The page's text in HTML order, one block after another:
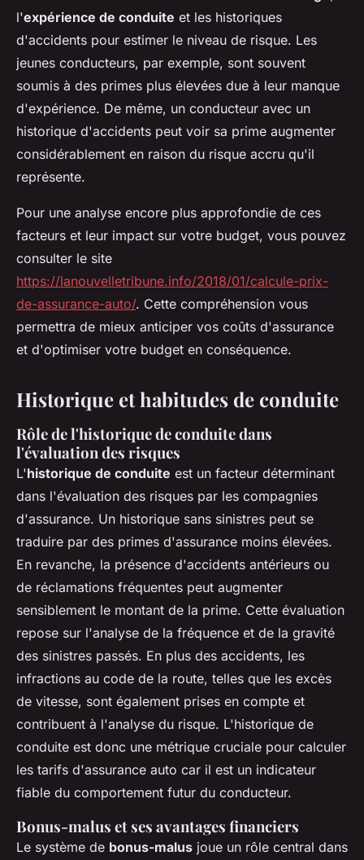
l'expérience de conduite et les historiques
d'accidents pour estimer le niveau de risque. Les
jeunes conducteurs, par exemple, sont souvent
soumis à des primes plus élevées due à leur manque
d'expérience. De même, un conducteur avec un
historique d'accidents peut voir sa prime augmenter
considérablement en raison du risque accru qu'il
représente.
Pour une analyse encore plus approfondie de ces
facteurs et leur impact sur votre budget, vous pouvez
consulter le site
https://lanouvelletribune.info/2018/01/calcule-prix-
de-assurance-auto/. Cette compréhension vous
permettra de mieux anticiper vos coûts d'assurance
et d'optimiser votre budget en conséquence.
Historique et habitudes de conduite
Rôle de l'historique de conduite dans
l'évaluation des risques
L'historique de conduite est un facteur déterminant
dans l'évaluation des risques par les compagnies
d'assurance. Un historique sans sinistres peut se
traduire par des primes d'assurance moins élevées.
En revanche, la présence d'accidents antérieurs ou
de réclamations fréquentes peut augmenter
sensiblement le montant de la prime. Cette évaluation
repose sur l'analyse de la fréquence et de la gravité
des sinistres passés. En plus des accidents, les
infractions au code de la route, telles que les excès
de vitesse, sont également prises en compte et
contribuent à l'analyse du risque. L'historique de
conduite est donc une métrique cruciale pour calculer
les tarifs d'assurance auto car il est un indicateur
fiable du comportement futur du conducteur.
Bonus-malus et ses avantages financiers
Le système de bonus-malus joue un rôle central dans